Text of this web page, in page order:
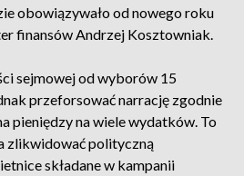
obowiązywało od nowego roku
finansów Andrzej Kosztowniak.
sejmowej od wyborów 15
przeforsować narrację zgodnie
pieniędzy na wiele wydatków. To
zlikwidować polityczną
składane w kampanii